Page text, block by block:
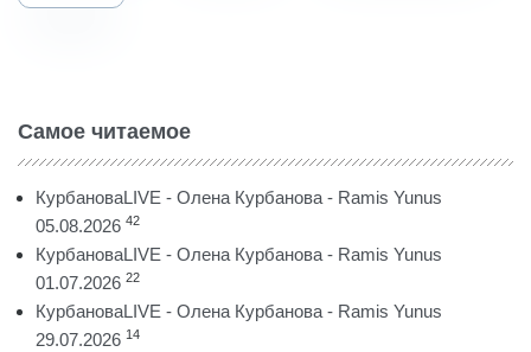
Самое читаемое
КурбановаLIVE - Олена Курбанова - Ramis Yunus
05.08.2026 42
КурбановаLIVE - Олена Курбанова - Ramis Yunus
01.07.2026 22
КурбановаLIVE - Олена Курбанова - Ramis Yunus
29.07.2026 14